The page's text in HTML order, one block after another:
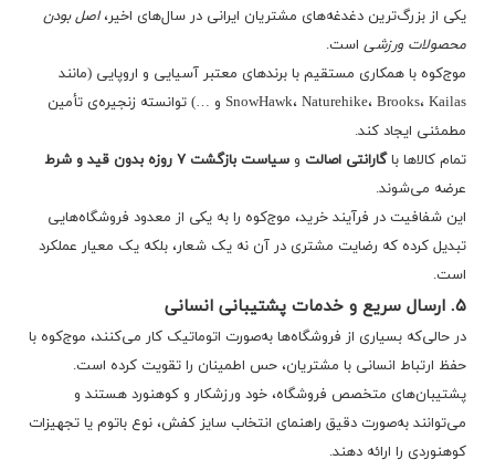
یکی از بزرگ‌ترین دغدغه‌های مشتریان ایرانی در سال‌های اخیر،اصل بودن
محصولات ورزشی است.
موج‌کوه با همکاری مستقیم با برندهای معتبر آسیایی و اروپایی (مانند
SnowHawk، Naturehike، Brooks، Kailas و …) توانسته زنجیره‌ی تأمین
مطمئنی ایجاد کند.
تمام کالاها باگارانتی اصالت و سیاست بازگشت ۷ روزه بدون قید و شرط
عرضه می‌شوند.
این شفافیت در فرآیند خرید، موج‌کوه را به یکی از معدود فروشگاه‌هایی
تبدیل کرده که رضایت مشتری در آن نه یک شعار، بلکه یک معیار عملکرد
است.
۵. ارسال سریع و خدمات پشتیبانی انسانی
در حالی‌که بسیاری از فروشگاه‌ها به‌صورت اتوماتیک کار می‌کنند، موج‌کوه با
حفظ ارتباط انسانی با مشتریان، حس اطمینان را تقویت کرده است.
پشتیبان‌های متخصص فروشگاه، خود ورزشکار و کوهنورد هستند و
می‌توانند به‌صورت دقیق راهنمای انتخاب سایز کفش، نوع باتوم یا تجهیزات
کوهنوردی را ارائه دهند.